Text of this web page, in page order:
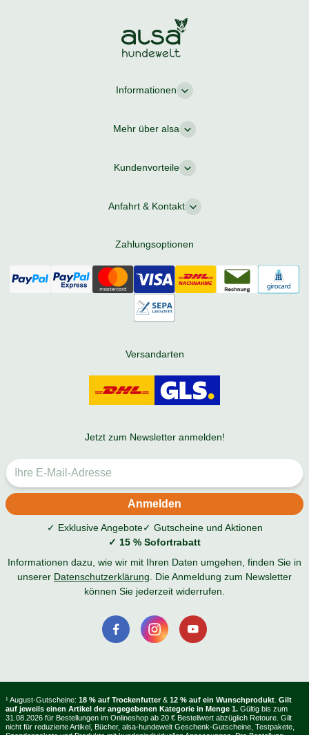
Informationen
Mehr über alsa
Kundenvorteile
Anfahrt & Kontakt
Zahlungsoptionen
Versandarten
Jetzt zum Newsletter anmelden!
✓ Exklusive Angebote✓ Gutscheine und Aktionen
✓ 15 % Sofortrabatt
Informationen dazu, wie wir mit Ihren Daten umgehen, finden Sie in
unserer Datenschutzerklärung. Die Anmeldung zum Newsletter
können Sie jederzeit widerrufen.
¹ August-Gutscheine: 18 % auf Trockenfutter &12 % auf ein Wunschprodukt. Gilt
auf jeweils einen Artikel der angegebenen Kategorie in Menge 1. Gültig bis zum
31.08.2026 für Bestellungen im Onlineshop ab 20 € Bestellwert abzüglich Retoure. Gilt
nicht für reduzierte Artikel, Bücher, alsa-hundewelt Geschenk-Gutscheine, Testpakete,